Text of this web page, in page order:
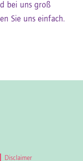
bei uns groß
Sie uns einfach.
Disclaimer